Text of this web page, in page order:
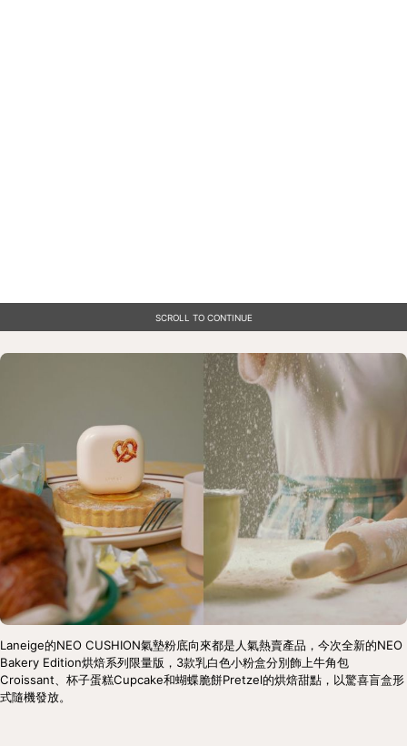
SCROLL TO CONTINUE
Laneige的NEO CUSHION氣墊粉底向來都是人氣熱賣產品，今次全新的NEO
Bakery Edition烘焙系列限量版，3款乳白色小粉盒分別飾上牛角包
Croissant、杯子蛋糕Cupcake和蝴蝶脆餅Pretzel的烘焙甜點，以驚喜盲盒形
式隨機發放。